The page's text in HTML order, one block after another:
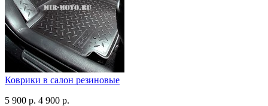
Коврики в салон резиновые
5 900 р. 4 900 р.